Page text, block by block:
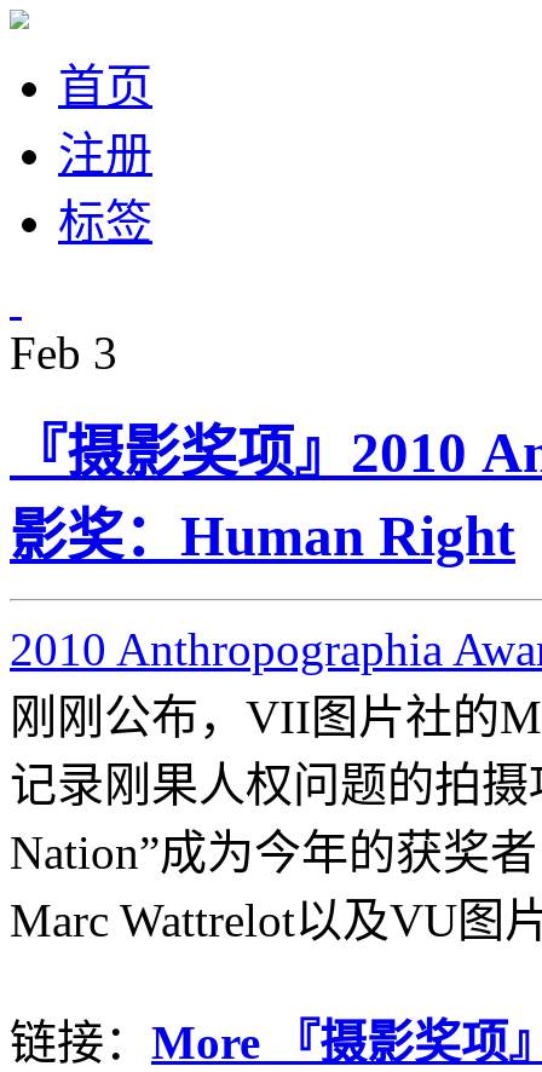
首页
注册
标签
Feb 3
『摄影奖项』2010
影奖：Human Right
2010 Anthropographia
刚刚公布，VII图片社的
记录刚果人权问题的拍摄
Nation”成为今年的获奖
Marc Wattrelot以及VU图
链接： More 『摄影奖项